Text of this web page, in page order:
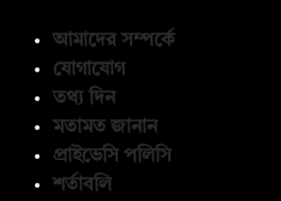
আমাদের সম্পর্কে
যোগাযোগ
তথ্য দিন
মতামত জানান
প্রাইভেসি পলিসি
শর্তাবলি